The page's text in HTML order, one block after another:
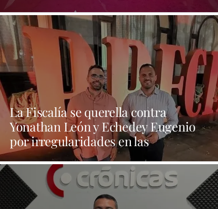
folclore canario
La Fiscalía se querella contra
Yonathan León y Echedey Eugenio
por irregularidades en las
contrataciones de las fiestas